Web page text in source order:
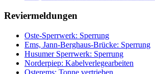
Reviermeldungen
Oste-Sperrwerk: Sperrung
Ems, Jann-Berghaus-Brücke: Sperrung
Husumer Sperrwerk: Sperrung
Norderpiep: Kabelverlegearbeiten
Osterems: Tonne vertrieben